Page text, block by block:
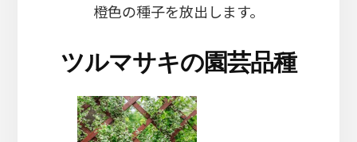
橙色の種子を放出します。
ツルマサキの園芸品種